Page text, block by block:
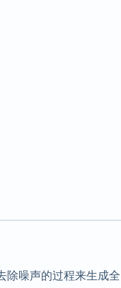
除噪声的过程来生成全